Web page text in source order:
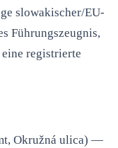
slowakischer/EU-
Führungszeugnis,
registrierte
Okružná ulica) —